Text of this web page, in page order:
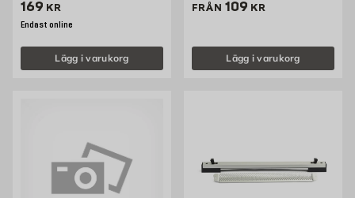
Pris 169 kr
169 KR
Endast online
Lägg i varukorg
FRÅN Pris 109 kr
109 KR
Lägg i varukorg